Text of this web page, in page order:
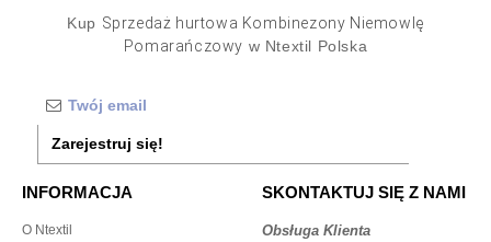
Kup Sprzedaż hurtowa Kombinezony Niemowlę
Pomarańczowy w Ntextil Polska
Zarejestruj się!
INFORMACJA
O Ntextil
SKONTAKTUJ SIĘ Z NAMI
Obsługa Klienta